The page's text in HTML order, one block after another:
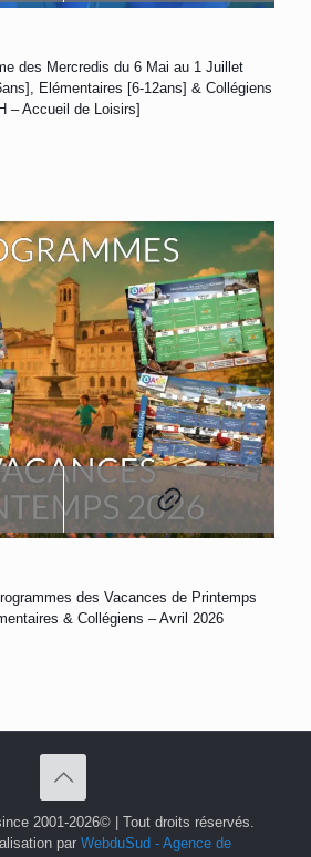
des Mercredis du 6 Mai au 1 Juillet
Elémentaires [6-12ans] & Collégiens
– Accueil de Loisirs]
des Vacances de Printemps
& Collégiens – Avril 2026
2001-2026© | Tout droits réservés.
par WebduSud - Agence de